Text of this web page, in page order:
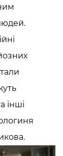
інші